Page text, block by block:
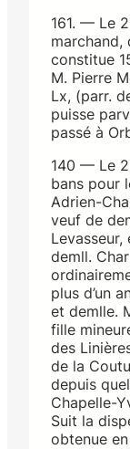
161. — Le
marchand,
constitue
M. Pierre
Lx, (parr.
puisse
passé à
140 — Le
bans pour
Adrien-
veuf de
demll.
plus d’un
et demlle.
fille
des
de la
depuis
Chapelle-
Suit la
obtenue